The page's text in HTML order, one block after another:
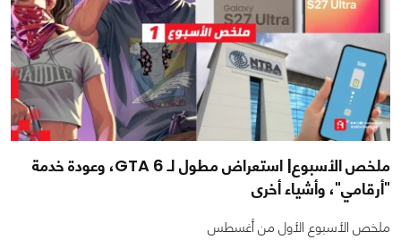
ملخص الأسبوع| استعراض مطول لـ GTA 6، وعودة خدمة
"أرقامي"، وأشياء أخرى
ملخص الأسبوع الأول من أغسطس